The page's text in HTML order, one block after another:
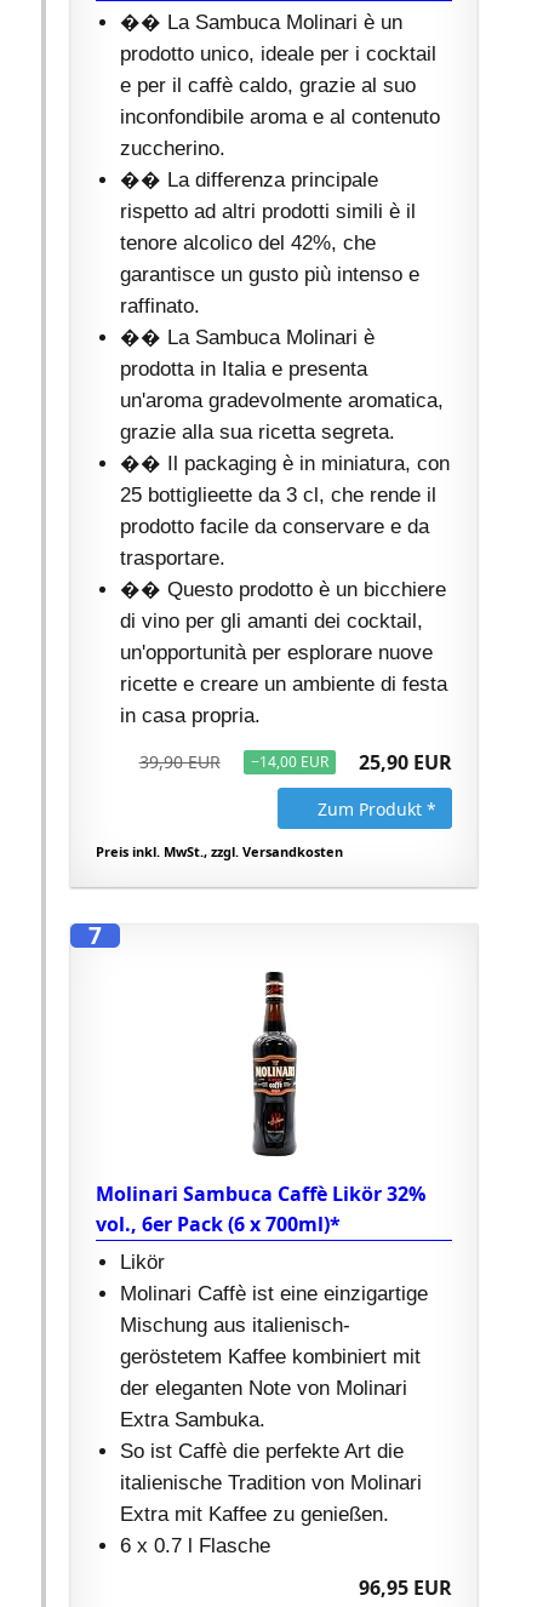
�� La Sambuca Molinari è un
prodotto unico, ideale per i cocktail
e per il caffè caldo, grazie al suo
inconfondibile aroma e al contenuto
zuccherino.
�� La differenza principale
rispetto ad altri prodotti simili è il
tenore alcolico del 42%, che
garantisce un gusto più intenso e
raffinato.
�� La Sambuca Molinari è
prodotta in Italia e presenta
un'aroma gradevolmente aromatica,
grazie alla sua ricetta segreta.
�� Il packaging è in miniatura, con
25 bottiglieette da 3 cl, che rende il
prodotto facile da conservare e da
trasportare.
�� Questo prodotto è un bicchiere
di vino per gli amanti dei cocktail,
un'opportunità per esplorare nuove
ricette e creare un ambiente di festa
in casa propria.
39,90 EUR −14,00 EUR 25,90 EUR
Zum Produkt *
Preis inkl. MwSt., zzgl. Versandkosten
7
Molinari Sambuca Caffè Likör 32%
vol., 6er Pack (6 x 700ml)*
Likör
Molinari Caffè ist eine einzigartige
Mischung aus italienisch-
geröstetem Kaffee kombiniert mit
der eleganten Note von Molinari
Extra Sambuka.
So ist Caffè die perfekte Art die
italienische Tradition von Molinari
Extra mit Kaffee zu genießen.
6 x 0.7 l Flasche
96,95 EUR